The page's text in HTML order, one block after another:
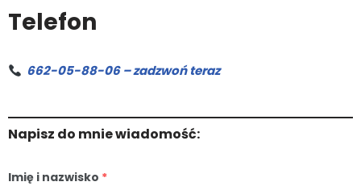
Telefon
662-05-88-06 – zadzwoń teraz
Napisz do mnie wiadomość:
Imię i nazwisko *